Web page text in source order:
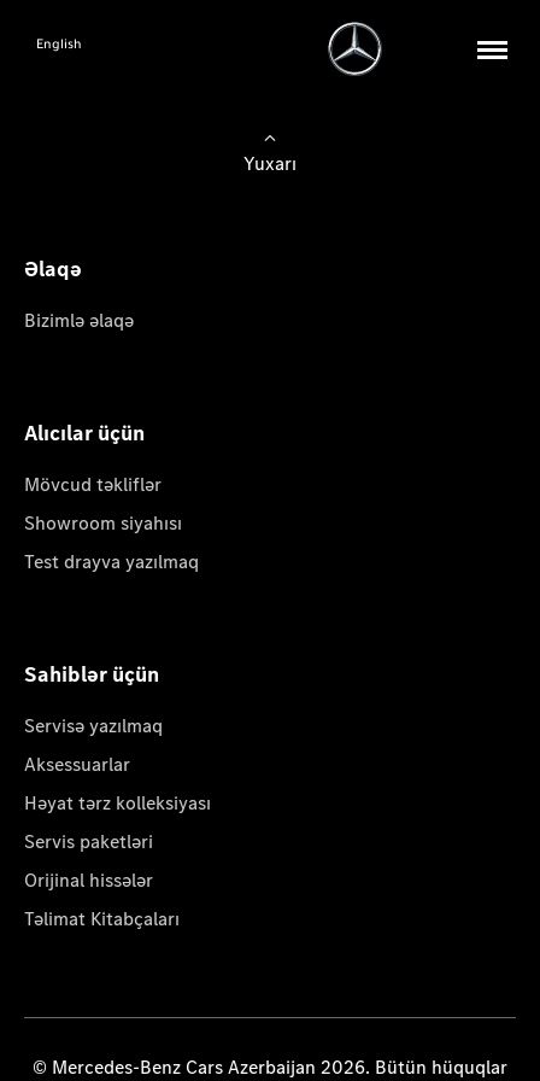
English
Yuxarı
Əlaqə
Bizimlə əlaqə
Alıcılar üçün
Mövcud təkliflər
Showroom siyahısı
Test drayva yazılmaq
Sahiblər üçün
Servisə yazılmaq
Aksessuarlar
Həyat tərz kolleksiyası
Servis paketləri
Orijinal hissələr
Təlimat Kitabçaları
© Mercedes-Benz Cars Azerbaijan 2026. Bütün hüquqlar